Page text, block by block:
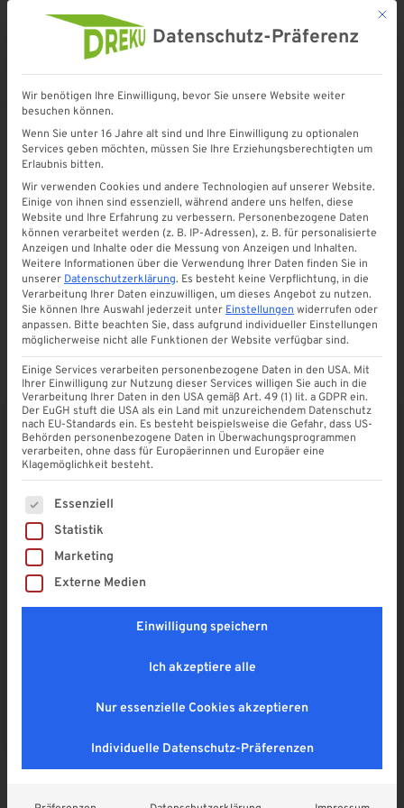
Startseite»Shop»Silikon 310 ml neutral | WEISS
Silikon 310 ml neutral | WEISS
4,9
9,90€
Enthält 19% MwSt. DE
zzgl.
Lieferzeit: ca. 1 - 2 Wochen
In den Warenkorb
Sichere SSL-Verbindung
Fragen zum Produkt?
Mit
Datenschutz-Präferenz
Wir benötigen Ihre Einwilligung, bevor Sie unsere Website weiter
besuchen können.
Wenn Sie unter 16 Jahre alt sind und Ihre Einwilligung zu optionalen
Services geben möchten, müssen Sie Ihre Erziehungsberechtigten um
Erlaubnis bitten.
Wir verwenden Cookies und andere Technologien auf unserer Website.
Einige von ihnen sind essenziell, während andere uns helfen, diese
Website und Ihre Erfahrung zu verbessern. Personenbezogene Daten
können verarbeitet werden (z. B. IP-Adressen), z. B. für personalisierte
Anzeigen und Inhalte oder die Messung von Anzeigen und Inhalten.
Weitere Informationen über die Verwendung Ihrer Daten finden Sie in
unserer Datenschutzerklärung. Es besteht keine Verpflichtung, in die
Verarbeitung Ihrer Daten einzuwilligen, um dieses Angebot zu nutzen.
Sie können Ihre Auswahl jederzeit unter Einstellungen widerrufen oder
anpassen. Bitte beachten Sie, dass aufgrund individueller Einstellungen
möglicherweise nicht alle Funktionen der Website verfügbar sind.
Einige Services verarbeiten personenbezogene Daten in den USA. Mit
Ihrer Einwilligung zur Nutzung dieser Services willigen Sie auch in die
Verarbeitung Ihrer Daten in den USA gemäß Art. 49 (1) lit. a GDPR ein.
Der EuGH stuft die USA als ein Land mit unzureichendem Datenschutz
nach EU-Standards ein. Es besteht beispielsweise die Gefahr, dass US-
Behörden personenbezogene Daten in Überwachungsprogrammen
verarbeiten, ohne dass für Europäerinnen und Europäer eine
Klagemöglichkeit besteht.
Es folgt eine Liste der Service-Gruppen, für die eine
Essenziell
Statistik
Marketing
Externe Medien
Einwilligung speichern
Ich akzeptiere alle
Nur essenzielle Cookies akzeptieren
Individuelle Datenschutz-Präferenzen